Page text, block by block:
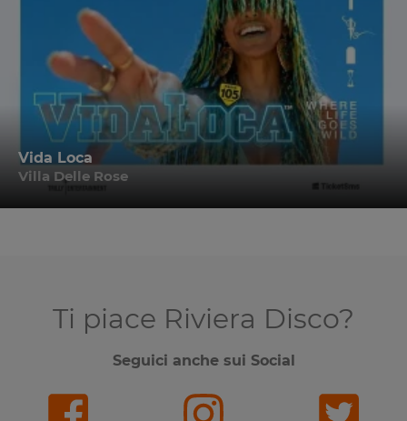
Vida Loca
Villa Delle Rose
Ti piace Riviera Disco?
Seguici anche sui Social